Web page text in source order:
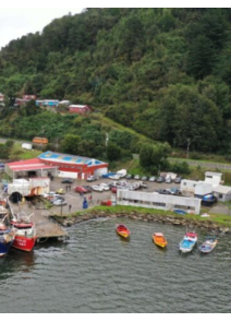
45 kilos de drogas y
Conaf abrió